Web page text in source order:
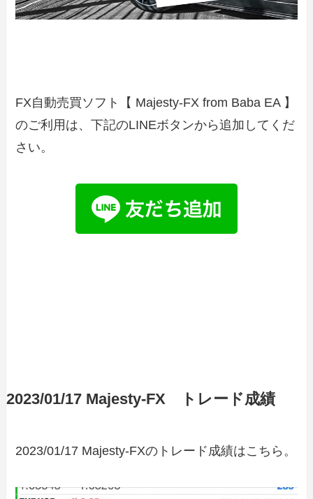
FX自動売買ソフト【 Majesty-FX from Baba EA 】
のご利用は、下記のLINEボタンから追加してくだ
さい。
2023/01/17 Majesty-FX トレード成績
2023/01/17 Majesty-FXのトレード成績はこちら。